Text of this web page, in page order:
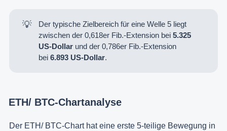
💡
Der typische Zielbereich für eine Welle 5 liegt
zwischen der 0,618er Fib.-Extension bei5.325
US-Dollar und der 0,786er Fib.-Extension
bei6.893 US-Dollar.
ETH/ BTC-Chartanalyse
Der ETH/ BTC-Chart hat eine erste 5-teilige Bewegung in